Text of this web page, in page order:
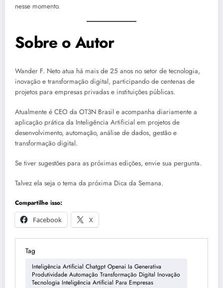
nesse momento.
Sobre o Autor
Wander F. Neto atua há mais de 25 anos no setor de tecnologia,
inovação e transformação digital, participando de centenas de
projetos para empresas privadas e instituições públicas.
Atualmente é CEO da OT3N Brasil e acompanha diariamente a
aplicação prática da Inteligência Artificial em projetos de
desenvolvimento, automação, análise de dados, gestão e
transformação digital.
Se tiver sugestões para as próximas edições, envie sua pergunta.
Talvez ela seja o tema da próxima Dica da Semana.
Compartilhe isso:
Facebook
X
Tag
Inteligência Artificial Chatgpt Openai Ia Generativa
Produtividade Automação Transformação Digital Inovação
Tecnologia Inteligência Artificial Para Empresas